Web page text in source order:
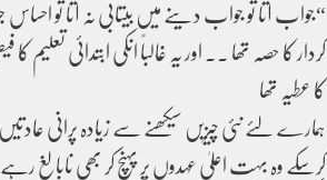
“جواب آتا تو جواب دینے میں بیتابی نہ آتا تو
کردار کا حصہ تھا ۔۔ اور یہ غالباً انکی ابتدائی تعلیم
کا عطیہ تھا
ہمارے لئے نئی چیزیں سیکھنے سے زیادہ پرانی
کرسکے وہ بہت اعلیٰ عہدوں پر پہنچ کر بھی نابالغ